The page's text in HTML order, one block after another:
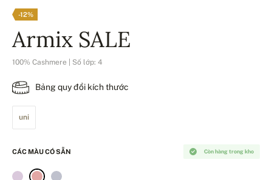
-12%
Armix SALE
100% Cashmere | Số lớp: 4
Bảng quy đổi kích thước
uni
Còn hàng trong kho
CÁC MÀU CÓ SẴN